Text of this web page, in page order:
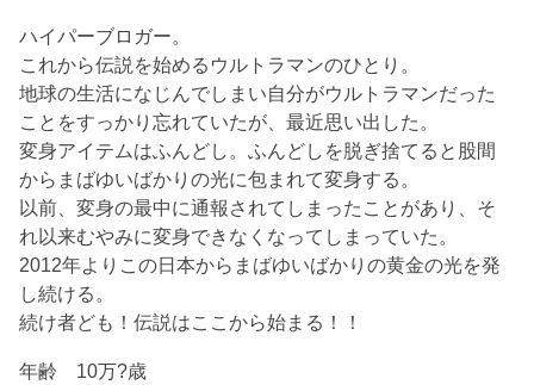
ハイパーブロガー。
これから伝説を始めるウルトラマンのひとり。
地球の生活になじんでしまい自分がウルトラマンだった
ことをすっかり忘れていたが、最近思い出した。
変身アイテムはふんどし。ふんどしを脱ぎ捨てると股間
からまばゆいばかりの光に包まれて変身する。
以前、変身の最中に通報されてしまったことがあり、そ
れ以来むやみに変身できなくなってしまっていた。
2012年よりこの日本からまばゆいばかりの黄金の光を発
し続ける。
続け者ども！伝説はここから始まる！！
年齢 10万?歳